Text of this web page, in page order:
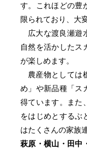
す。これほどの豊
限られており、大
広大な渡良瀬遊
自然を活かしたス
が楽しめます。
農産物としては
め」や新品種「ス
得ています。また
をはじめとするぶ
はたくさんの家族
萩原・横山・田中